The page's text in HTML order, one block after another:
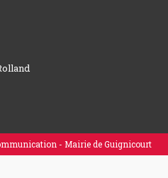
- Mairie de Guignicourt